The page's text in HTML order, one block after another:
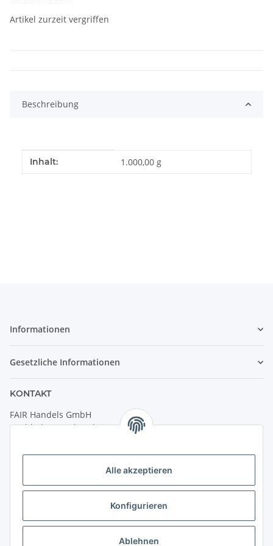
Alle akzeptieren
Konfigurieren
Ablehnen
Artikel zurzeit vergriffen
Beschreibung
Produkteigenschaft
Wert
Inhalt: 1.000,00 g
Informationen
Gesetzliche Informationen
KONTAKT
FAIR Handels GmbH
(Weltladen Innsbruck)
6020 Innsbruck
Öffnungszeiten: